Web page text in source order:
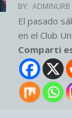
BY: ADMINURB
El pasado
en el Club
Comparti